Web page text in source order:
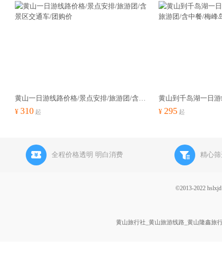
黄山一日游线路价格/景点安排/旅游团/含景区交通车/团购价
¥ 310 起 ¥ 295 起
全程价格透明 明白消费 精心
©2013-2022
黄山旅行社_黄山旅游线路_黄山隆鑫旅